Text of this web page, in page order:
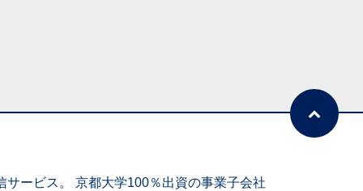
ービス。 京都大学100％出資の事業子会社